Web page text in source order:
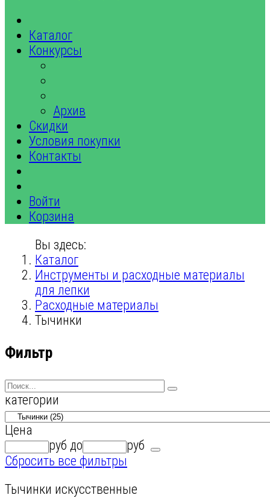
Каталог
Конкурсы
Архив
Скидки
Условия покупки
Контакты
Войти
Корзина
Вы здесь:
Каталог
Инструменты и расходные материалы
для лепки
Расходные материалы
Тычинки
Фильтр
категории
Цена
руб до
руб
Сбросить все фильтры
Тычинки искусственные